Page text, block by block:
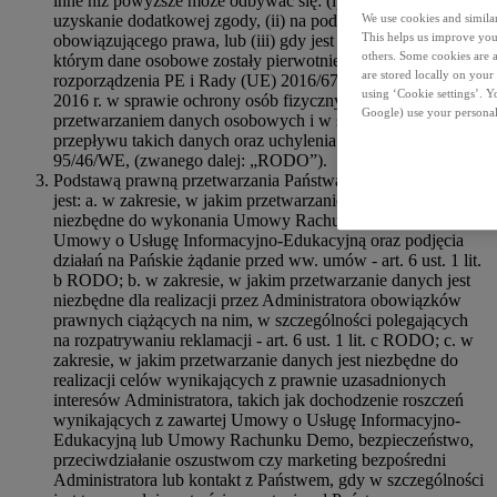
uzyskanie dodatkowej zgody, (ii) na podstawie
obowiązującego prawa, lub (iii) gdy jest to zgodne z celem, w
którym dane osobowe zostały pierwotnie zebrane (art. 6 ust. 4
rozporządzenia PE i Rady (UE) 2016/679 z dnia 27 kwietnia
2016 r. w sprawie ochrony osób fizycznych w związku z
przetwarzaniem danych osobowych i w sprawie swobodnego
przepływu takich danych oraz uchylenia dyrektywy
95/46/WE, (zwanego dalej: „RODO”).
Podstawą prawną przetwarzania Państwa danych osobowych
jest: a. w zakresie, w jakim przetwarzanie danych jest
niezbędne do wykonania Umowy Rachunku Demo lub
Umowy o Usługę Informacyjno-Edukacyjną oraz podjęcia
działań na Pańskie żądanie przed ww. umów - art. 6 ust. 1 lit.
b RODO; b. w zakresie, w jakim przetwarzanie danych jest
niezbędne dla realizacji przez Administratora obowiązków
prawnych ciążących na nim, w szczególności polegających
na rozpatrywaniu reklamacji - art. 6 ust. 1 lit. c RODO; c. w
zakresie, w jakim przetwarzanie danych jest niezbędne do
realizacji celów wynikających z prawnie uzasadnionych
interesów Administratora, takich jak dochodzenie roszczeń
wynikających z zawartej Umowy o Usługę Informacyjno-
Edukacyjną lub Umowy Rachunku Demo, bezpieczeństwo,
przeciwdziałanie oszustwom czy marketing bezpośredni
Administratora lub kontakt z Państwem, gdy w szczególności
We use cookies and
This helps us improve
others. Some cookies are
are stored locally on your
using ‘Cookie settings’.
Google) use your